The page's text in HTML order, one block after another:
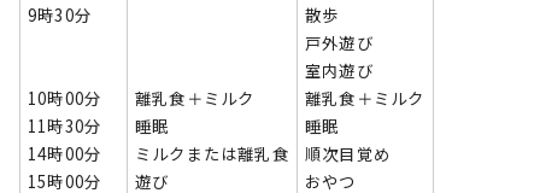
9時30分
10時00分
11時30分
14時00分
15時00分
離乳食＋ミルク
睡眠
ミルクまたは離乳食
遊び
散歩
戸外遊び
室内遊び
離乳食＋ミルク
睡眠
順次目覚め
おやつ